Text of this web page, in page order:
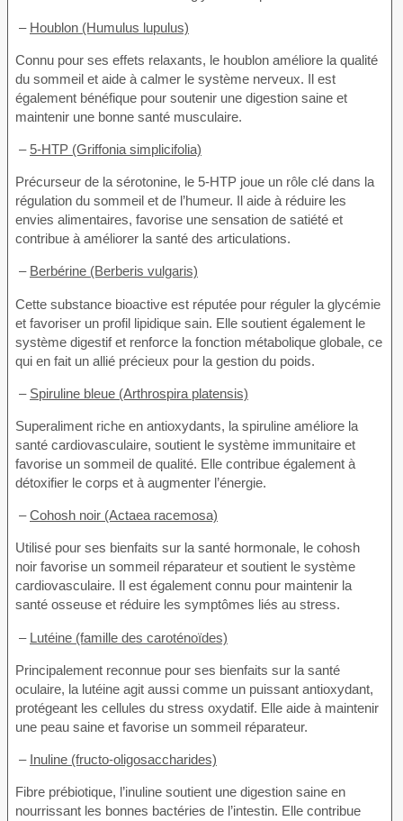
– Houblon (Humulus lupulus)
Connu pour ses effets relaxants, le houblon améliore la qualité
du sommeil et aide à calmer le système nerveux. Il est
également bénéfique pour soutenir une digestion saine et
maintenir une bonne santé musculaire.
– 5-HTP (Griffonia simplicifolia)
Précurseur de la sérotonine, le 5-HTP joue un rôle clé dans la
régulation du sommeil et de l’humeur. Il aide à réduire les
envies alimentaires, favorise une sensation de satiété et
contribue à améliorer la santé des articulations.
– Berbérine (Berberis vulgaris)
Cette substance bioactive est réputée pour réguler la glycémie
et favoriser un profil lipidique sain. Elle soutient également le
système digestif et renforce la fonction métabolique globale, ce
qui en fait un allié précieux pour la gestion du poids.
– Spiruline bleue (Arthrospira platensis)
Superaliment riche en antioxydants, la spiruline améliore la
santé cardiovasculaire, soutient le système immunitaire et
favorise un sommeil de qualité. Elle contribue également à
détoxifier le corps et à augmenter l’énergie.
–Cohosh noir (Actaea racemosa)
Utilisé pour ses bienfaits sur la santé hormonale, le cohosh
noir favorise un sommeil réparateur et soutient le système
cardiovasculaire. Il est également connu pour maintenir la
santé osseuse et réduire les symptômes liés au stress.
– Lutéine (famille des caroténoïdes)
Principalement reconnue pour ses bienfaits sur la santé
oculaire, la lutéine agit aussi comme un puissant antioxydant,
protégeant les cellules du stress oxydatif. Elle aide à maintenir
une peau saine et favorise un sommeil réparateur.
– Inuline (fructo-oligosaccharides)
Fibre prébiotique, l’inuline soutient une digestion saine en
nourrissant les bonnes bactéries de l’intestin. Elle contribue